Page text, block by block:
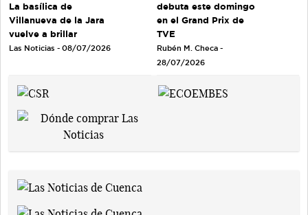
La basílica de
Villanueva de la Jara
vuelve a brillar
Las Noticias - 08/07/2026
debuta este domingo
en el Grand Prix de
TVE
Rubén M. Checa -
28/07/2026